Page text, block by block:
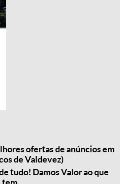
ofertas de anúncios em
de Valdevez)
tudo! Damos Valor ao que